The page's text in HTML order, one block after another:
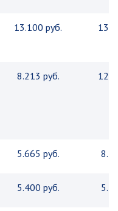
13.100 руб.
8.213 руб.
5.665 руб.
5.400 руб.